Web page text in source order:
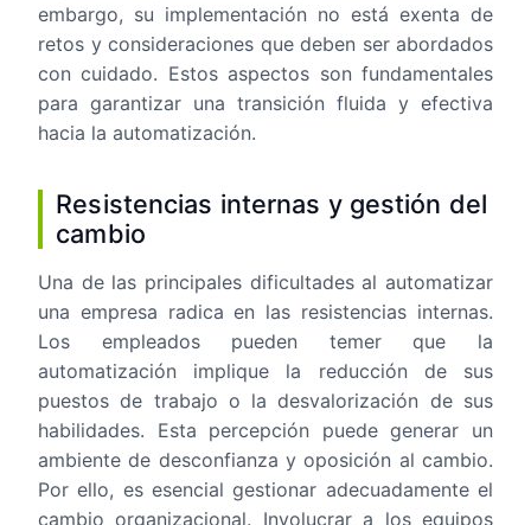
embargo, su implementación no está exenta de
retos y consideraciones que deben ser abordados
con cuidado. Estos aspectos son fundamentales
para garantizar una transición fluida y efectiva
hacia la automatización.
Resistencias internas y gestión del
cambio
Una de las principales dificultades al automatizar
una empresa radica en las resistencias internas.
Los empleados pueden temer que la
automatización implique la reducción de sus
puestos de trabajo o la desvalorización de sus
habilidades. Esta percepción puede generar un
ambiente de desconfianza y oposición al cambio.
Por ello, es esencial gestionar adecuadamente el
cambio organizacional. Involucrar a los equipos